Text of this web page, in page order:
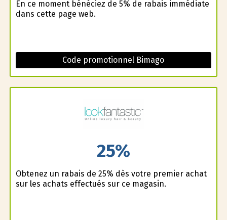
En ce moment bénéficiez de 5% de rabais immédiate
dans cette page web.
Code promotionnel Bimago
25%
Obtenez un rabais de 25% dès votre premier achat
sur les achats effectués sur ce magasin.